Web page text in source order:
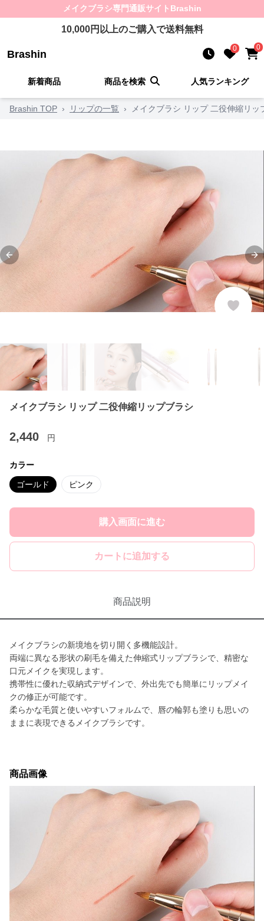
メイクブラシ専門通販サイト Brashin
10,000円以上のご購入で送料無料
Brashin 0 0
新着商品 商品を検索 人気ランキング
Brashin TOP › リップの一覧 › メイクブラシ リップ 二役伸縮リッ
Previous slide
メイクブラシ リップ 二役伸縮リップブラシ
2,440 円
カラー
ゴールド ピンク
購入画面に進む
カートに追加する
商品説明
メイクブラシの新境地を切り開く多機能設計。
両端に異なる形状の刷毛を備えた伸縮式リップブラシで、精密な
口元メイクを実現します。
携帯性に優れた収納式デザインで、外出先でも簡単にリップメイ
クの修正が可能です。
柔らかな毛質と使いやすいフォルムで、唇の輪郭も塗りも思いの
ままに表現できるメイクブラシです。
商品画像